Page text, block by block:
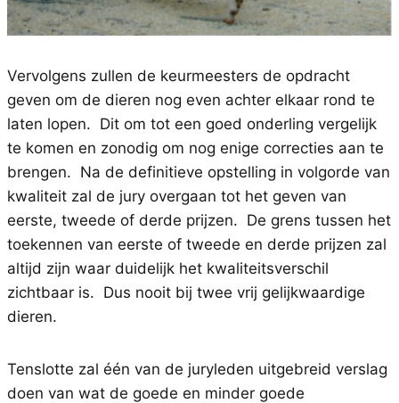
Vervolgens zullen de keurmeesters de opdracht
geven om de dieren nog even achter elkaar rond te
laten lopen. Dit om tot een goed onderling vergelijk
te komen en zonodig om nog enige correcties aan te
brengen. Na de definitieve opstelling in volgorde van
kwaliteit zal de jury overgaan tot het geven van
eerste, tweede of derde prijzen. De grens tussen het
toekennen van eerste of tweede en derde prijzen zal
altijd zijn waar duidelijk het kwaliteitsverschil
zichtbaar is. Dus nooit bij twee vrij gelijkwaardige
dieren.
Tenslotte zal één van de juryleden uitgebreid verslag
doen van wat de goede en minder goede